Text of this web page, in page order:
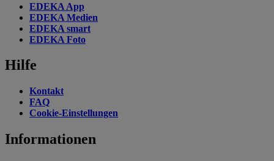
EDEKA App
EDEKA Medien
EDEKA smart
EDEKA Foto
Hilfe
Kontakt
FAQ
Cookie-Einstellungen
Informationen